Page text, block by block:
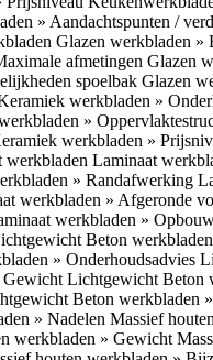
» Aandachtspunten /
Glazen werkbladen »
afmetingen Glazen
spoelbak Glazen
werkbladen »
»
werkbladen »
werkbladen Laminaat
» Randafwerking
werkbladen » Afgeronde
werkbladen »
Beton
» Onderhoudsadvies
Lichtgewicht Beton
Beton werkbladen
» Nadelen Massief
werkbladen » Gewicht